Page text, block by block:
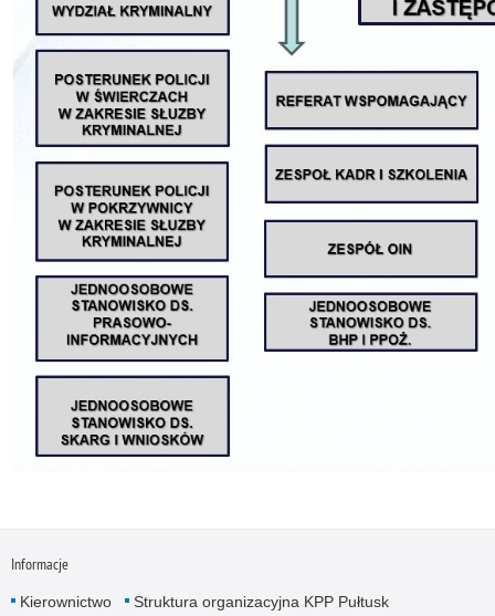
Informacje
Kierownictwo
Struktura organizacyjna KPP Pułtusk